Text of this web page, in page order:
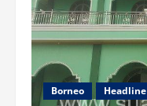
Borneo Headline